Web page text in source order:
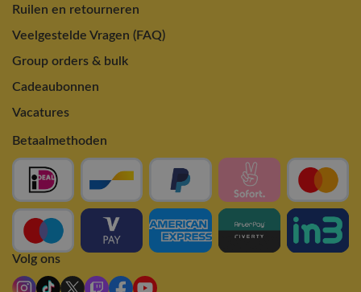
Ruilen en retourneren
Veelgestelde Vragen (FAQ)
Group orders & bulk
Cadeaubonnen
Vacatures
Betaalmethoden
Volg ons